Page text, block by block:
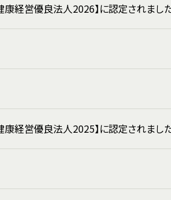
康経営優良法人2026】に認定されまし
康経営優良法人2025】に認定されまし